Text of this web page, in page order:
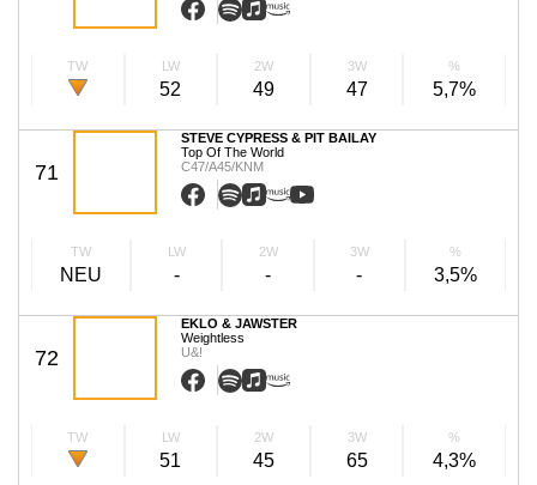
TW LW
52
2W
49
3W
47
%
5,7%
71
STEVE CYPRESS & PIT BAILAY
Top Of The World
C47/A45/KNM
TW
NEU
LW
-
2W
-
3W
-
%
3,5%
72
EKLO & JAWSTER
Weightless
U&!
TW LW
51
2W
45
3W
65
%
4,3%